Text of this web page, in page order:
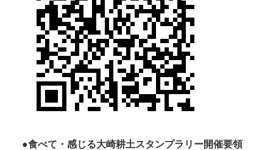
●食べて・感じる大崎耕土スタンプラリー開催要領